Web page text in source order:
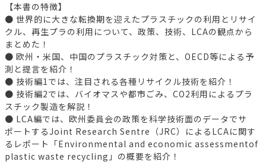
【本書の特徴】
● 世界的に大きな転換期を迎えたプラスチックの利用とリサイ
クル、再生プラの利用について、政策、技術、LCAの観点から
まとめた！
● 欧州・米国、中国のプラスチック対策と、OECD等による予
測と提言を紹介！
● 技術編1では、注目される各種リサイクル技術を紹介！
● 技術編2では、バイオマスや都市ごみ、CO2利用によるプラ
スチック製造を解説！
● LCA編では、欧州委員会の政策を科学技術面のデータでサ
ポートするJoint Research Sentre（JRC）によるLCAに関す
るレポート「Environmental and economic assessmentof
plastic waste recycling」の概要を紹介！